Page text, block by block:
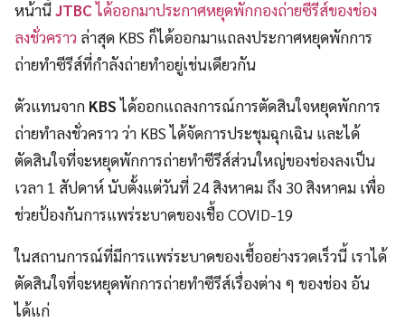
หน้านี้JTBCได้ออกมาประกาศหยุดพักกองถ่ายซีรีส์ของช่อง
ลงชั่วคราว ล่าสุด KBS ก็ได้ออกมาแถลงประกาศหยุดพักการ
ถ่ายทำซีรีส์ที่กำลังถ่ายทำอยู่เช่นเดียวกัน
ตัวแทนจาก KBSได้ออกแถลงการณ์การตัดสินใจหยุดพักการ
ถ่ายทำลงชั่วคราว ว่า KBS ได้จัดการประชุมฉุกเฉิน และได้
ตัดสินใจที่จะหยุดพักการถ่ายทำซีรีส์ส่วนใหญ่ของช่องลงเป็น
เวลา 1 สัปดาห์ นับตั้งแต่วันที่ 24 สิงหาคม ถึง 30 สิงหาคม เพื่อ
ช่วยป้องกันการแพร่ระบาดของเชื้อ COVID-19
ในสถานการณ์ที่มีการแพร่ระบาดของเชื้ออย่างรวดเร็วนี้ เราได้
ตัดสินใจที่จะหยุดพักการถ่ายทำซีรีส์เรื่องต่าง ๆ ของช่อง อัน
ได้แก่